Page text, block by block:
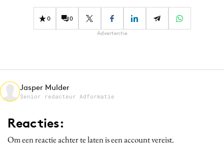
0 0
Advertentie
Jasper Mulder
Senior redacteur Adformatie
Reacties:
Om een reactie achter te laten is een account vereist.